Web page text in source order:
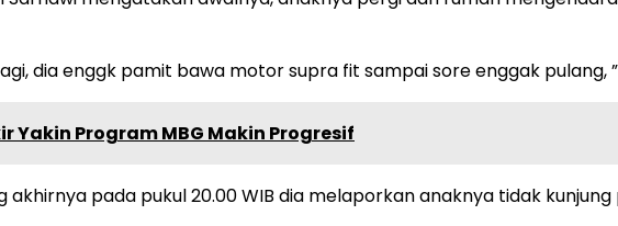
dia enggk pamit bawa motor supra fit sampai sore enggak pulang,
Yakin Program MBG Makin Progresif
pada pukul 20.00 WIB dia melaporkan anaknya tidak